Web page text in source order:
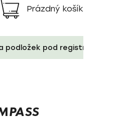
Nákupní
košík
Prázdný košík
podložek pod registrační